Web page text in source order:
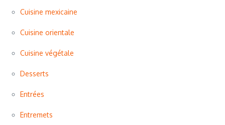
Cuisine mexicaine
Cuisine orientale
Cuisine végétale
Desserts
Entrées
Entremets